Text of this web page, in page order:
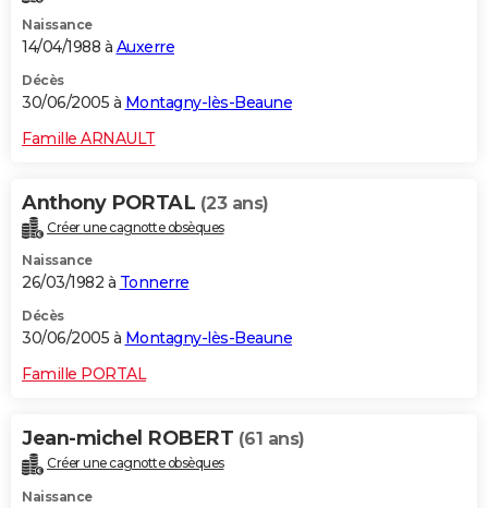
Naissance
14/04/1988 à Auxerre
Décès
30/06/2005 à Montagny-lès-Beaune
Famille ARNAULT
Anthony PORTAL (23 ans)
Créer une cagnotte obsèques
Naissance
26/03/1982 à Tonnerre
Décès
30/06/2005 à Montagny-lès-Beaune
Famille PORTAL
Jean-michel ROBERT (61 ans)
Créer une cagnotte obsèques
Naissance